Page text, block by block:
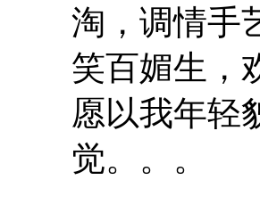
淘，调情手
笑百媚生，
愿以我年轻
觉。。。